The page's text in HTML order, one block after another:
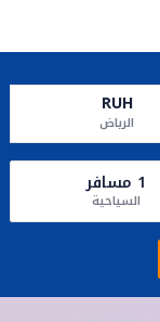
RUH
الرياض
1 مسافر
السياحية